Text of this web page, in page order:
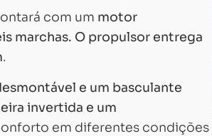
com um motor
marchas. O propulsor entrega
.
e um basculante
invertida e um
em diferentes condições